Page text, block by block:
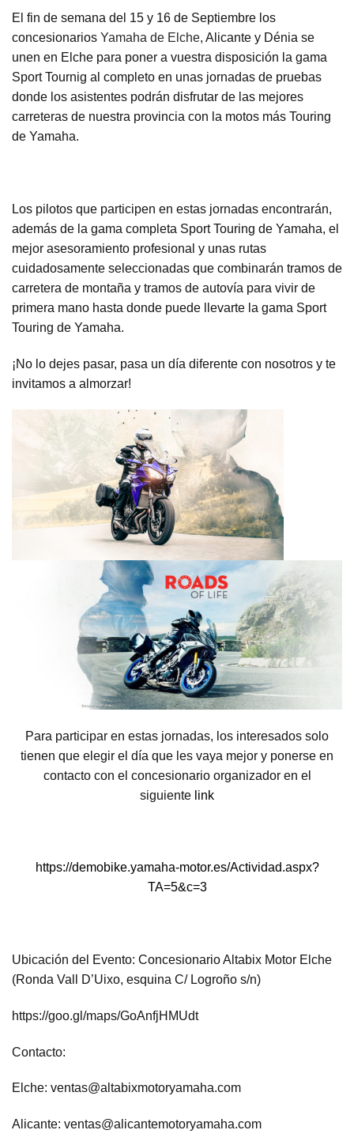
El fin de semana del 15 y 16 de Septiembre los
concesionarios Yamaha de Elche, Alicante y Dénia se
unen en Elche para poner a vuestra disposición la gama
Sport Tournig al completo en unas jornadas de pruebas
donde los asistentes podrán disfrutar de las mejores
carreteras de nuestra provincia con la motos más Touring
de Yamaha.
Los pilotos que participen en estas jornadas encontrarán,
además de la gama completa Sport Touring de Yamaha, el
mejor asesoramiento profesional y unas rutas
cuidadosamente seleccionadas que combinarán tramos de
carretera de montaña y tramos de autovía para vivir de
primera mano hasta donde puede llevarte la gama Sport
Touring de Yamaha.
¡No lo dejes pasar, pasa un día diferente con nosotros y te
invitamos a almorzar!
Para participar en estas jornadas, los interesados solo
tienen que elegir el día que les vaya mejor y ponerse en
contacto con el concesionario organizador en el
siguiente link
https://demobike.yamaha-motor.es/Actividad.aspx?
TA=5&c=3
Ubicación del Evento: Concesionario Altabix Motor Elche
(Ronda Vall D’Uixo, esquina C/ Logroño s/n)
https://goo.gl/maps/GoAnfjHMUdt
Contacto:
Elche: ventas@altabixmotoryamaha.com
Alicante: ventas@alicantemotoryamaha.com